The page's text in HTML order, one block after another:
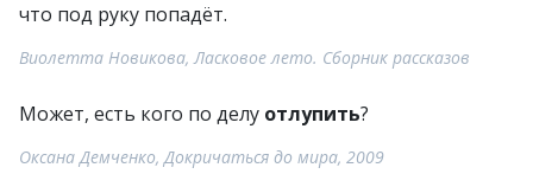
что под руку попадёт.
Виолетта Новикова, Ласковое лето. Сборник рассказов
Может, есть кого по делу отлупить?
Оксана Демченко, Докричаться до мира, 2009